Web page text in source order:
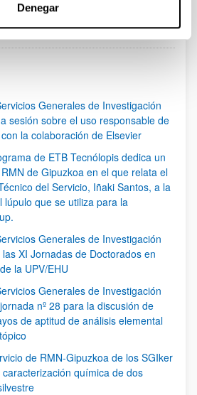
Denegar
Generales de Investigación
sesión sobre el uso responsable de
la colaboración de Elsevier
de ETB Tecnólopis dedica un
de Gipuzkoa en el que relata el
del Servicio, Iñaki Santos, a la
que se utiliza para la
Generales de Investigación
XI Jornadas de Doctorados en
la UPV/EHU
Generales de Investigación
nº 28 para la discusión de
de aptitud de análisis elemental
de RMN-Gipuzkoa de los SGIker
química de dos